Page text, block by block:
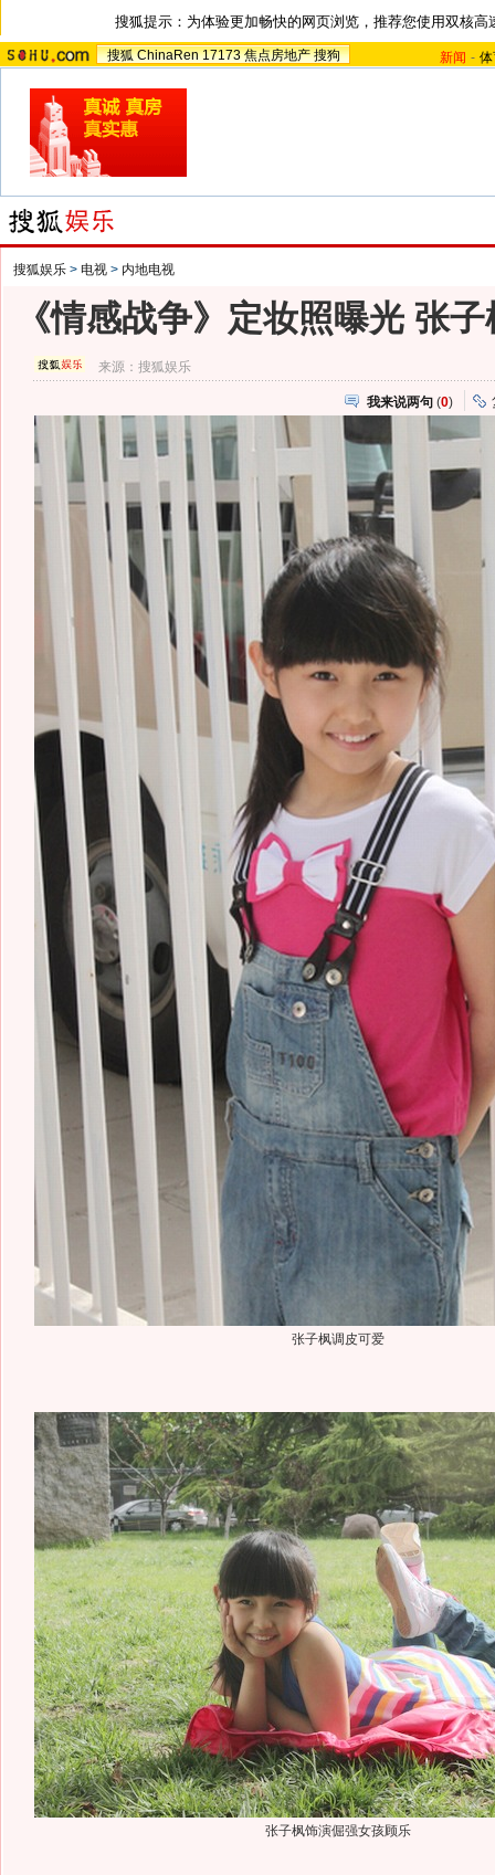
搜狐提示：为体验更加畅快的网页浏览，推荐您使用双核高
搜狐 ChinaRen 17173 焦点房地产 搜狗 新闻 -
搜狐娱乐 > 电视 > 内地电视
《情感战争》定妆照曝光 张
来源：搜狐娱乐
我来说两句 (0)
张子枫调皮可爱
张子枫饰演倔强女孩顾乐